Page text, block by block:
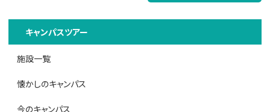
キャンパスツアー
施設一覧
懐かしのキャンパス
今のキャンパス